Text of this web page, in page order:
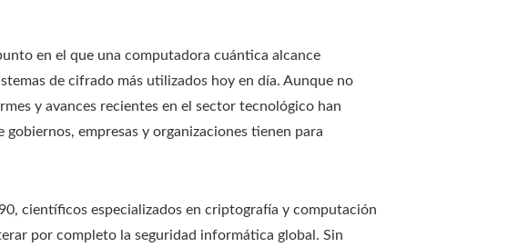
en el que una computadora cuántica alcance
de cifrado más utilizados hoy en día. Aunque no
y avances recientes en el sector tecnológico han
empresas y organizaciones tienen para
científicos especializados en criptografía y computación
por completo la seguridad informática global. Sin